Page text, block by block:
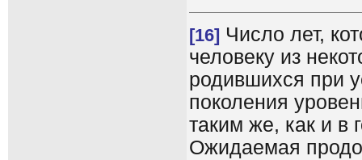
[16] Число лет,
человеку из
родившихся при
поколения
таким же, как и в
Ожидаемая